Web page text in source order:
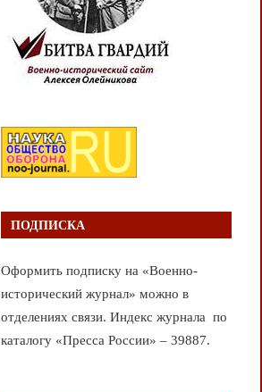
ПОДПИСКА
Оформить подписку на «Военно-
исторический журнал» можно в
отделениях связи. Индекс журнала по
каталогу «Пресса России» – 39887.